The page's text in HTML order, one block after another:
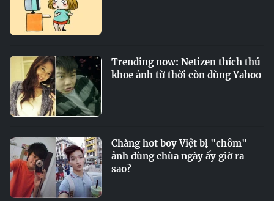
Trending now: Netizen thích thú
khoe ảnh từ thời còn dùng Yahoo
Chàng hot boy Việt bị "chôm"
ảnh dùng chùa ngày ấy giờ ra
sao?